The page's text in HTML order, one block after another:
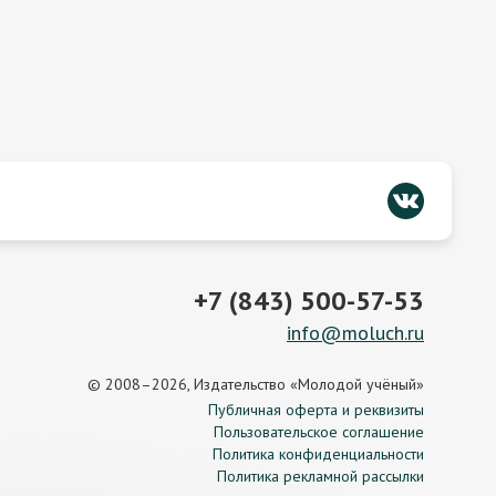
+7 (843) 500-57-53
info@moluch.ru
© 2008–2026, Издательство «Молодой учёный»
Публичная оферта и реквизиты
Пользовательское соглашение
Политика конфиденциальности
Политика рекламной рассылки